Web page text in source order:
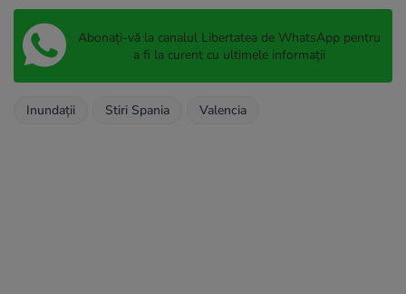
Abonați-vă la canalul Libertatea de WhatsApp pentru
a fi la curent cu ultimele informații
Inundații Stiri Spania Valencia